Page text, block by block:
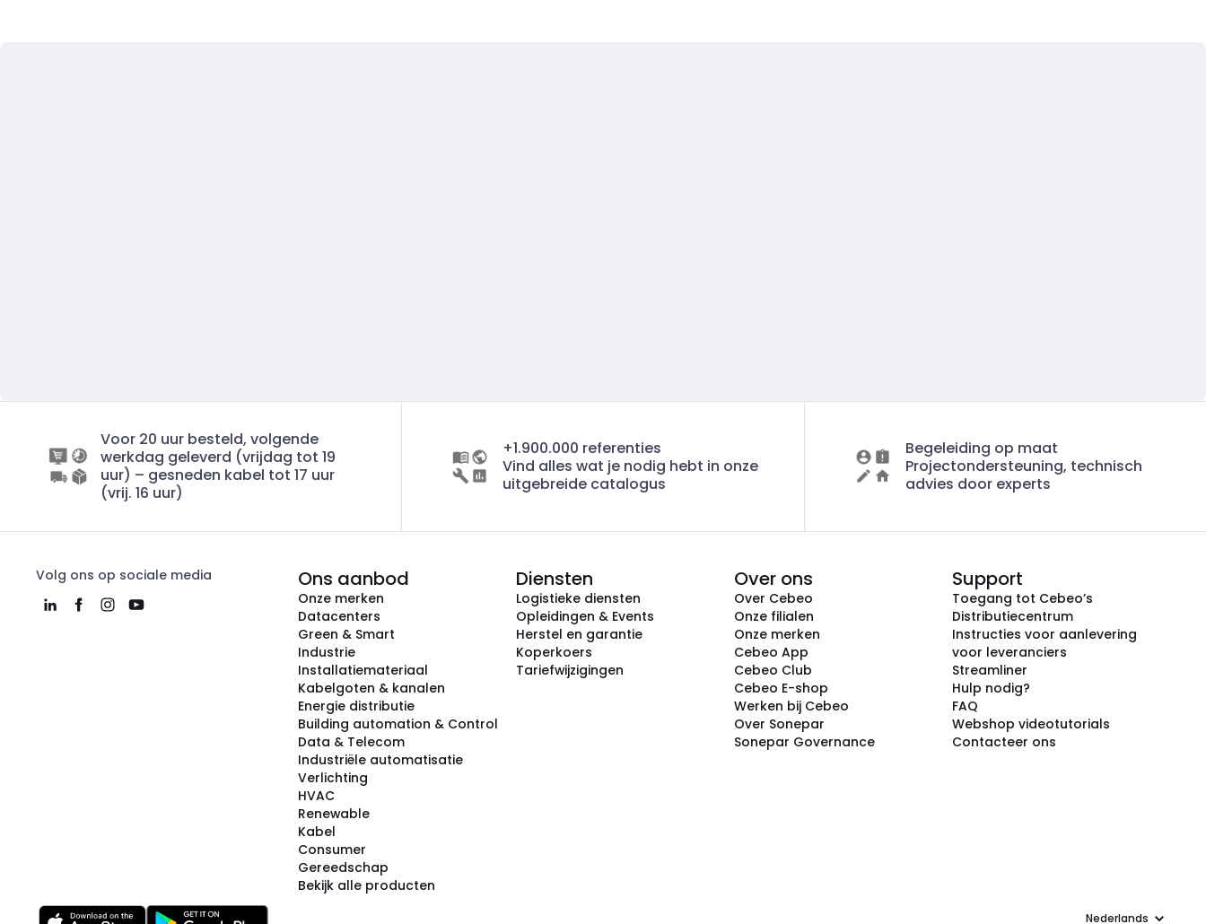
Voor 20 uur besteld, volgende
werkdag geleverd (vrijdag tot 19
uur) – gesneden kabel tot 17 uur
(vrij. 16 uur)
+1.900.000 referenties
Vind alles wat je nodig hebt in onze
uitgebreide catalogus
Begeleiding op maat
Projectondersteuning, technisch
advies door experts
Volg ons op sociale media Ons aanbod
Onze merken
Datacenters
Green & Smart
Industrie
Installatiemateriaal
Kabelgoten & kanalen
Energie distributie
Building automation & Control
Data & Telecom
Industriële automatisatie
Verlichting
HVAC
Renewable
Kabel
Consumer
Gereedschap
Bekijk alle producten
Diensten
Logistieke diensten
Opleidingen & Events
Herstel en garantie
Koperkoers
Tariefwijzigingen
Over ons
Over Cebeo
Onze filialen
Onze merken
Cebeo App
Cebeo Club
Cebeo E-shop
Werken bij Cebeo
Over Sonepar
Sonepar Governance
Support
Toegang tot Cebeo’s
Distributiecentrum
Instructies voor aanlevering
voor leveranciers
Streamliner
Hulp nodig?
FAQ
Webshop videotutorials
Contacteer ons